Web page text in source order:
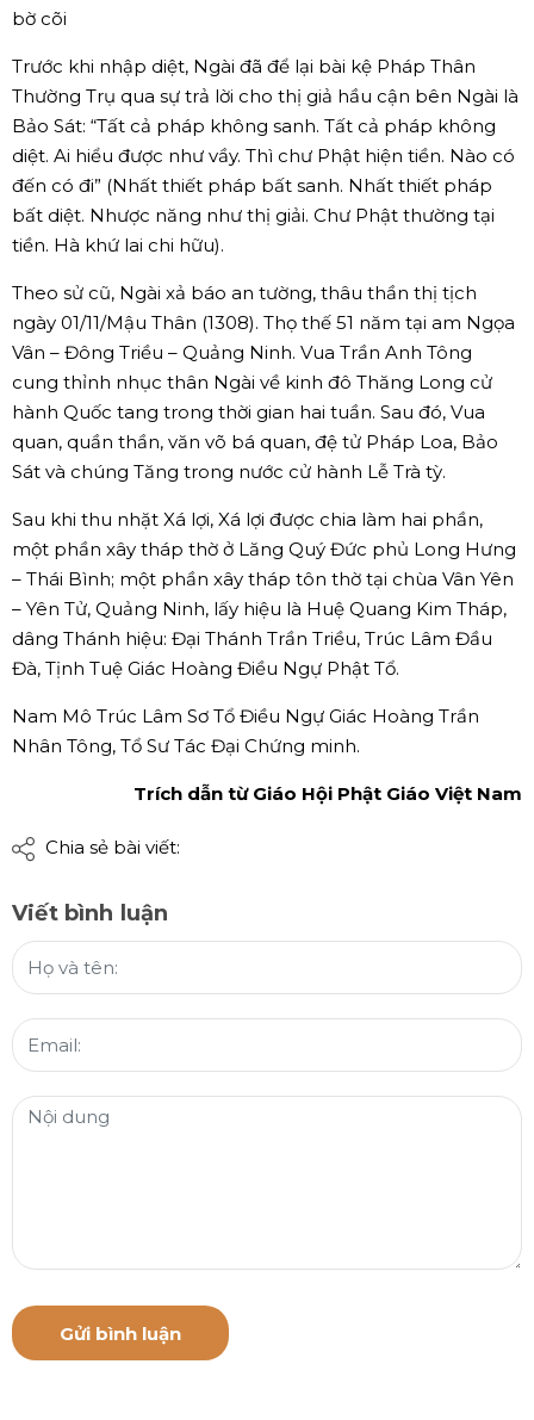
Trước khi nhập diệt, Ngài đã để lại bài kệ Pháp Thân
Thường Trụ qua sự trả lời cho thị giả hầu cận bên Ngài là
Bảo Sát: “Tất cả pháp không sanh. Tất cả pháp không
diệt. Ai hiểu được như vầy. Thì chư Phật hiện tiền. Nào có
đến có đi” (Nhất thiết pháp bất sanh. Nhất thiết pháp
bất diệt. Nhược năng như thị giải. Chư Phật thường tại
tiền. Hà khứ lai chi hữu).
Theo sử cũ, Ngài xả báo an tường, thâu thần thị tịch
ngày 01/11/Mậu Thân (1308). Thọ thế 51 năm tại am Ngọa
Vân – Đông Triều – Quảng Ninh. Vua Trần Anh Tông
cung thỉnh nhục thân Ngài về kinh đô Thăng Long cử
hành Quốc tang trong thời gian hai tuần. Sau đó, Vua
quan, quần thần, văn võ bá quan, đệ tử Pháp Loa, Bảo
Sát và chúng Tăng trong nước cử hành Lễ Trà tỳ.
Sau khi thu nhặt Xá lợi, Xá lợi được chia làm hai phần,
một phần xây tháp thờ ở Lăng Quý Đức phủ Long Hưng
– Thái Bình; một phần xây tháp tôn thờ tại chùa Vân Yên
– Yên Tử, Quảng Ninh, lấy hiệu là Huệ Quang Kim Tháp,
dâng Thánh hiệu: Đại Thánh Trần Triều, Trúc Lâm Đầu
Đà, Tịnh Tuệ Giác Hoàng Điều Ngự Phật Tổ.
Nam Mô Trúc Lâm Sơ Tổ Điều Ngự Giác Hoàng Trần
Nhân Tông, Tổ Sư Tác Đại Chứng minh.
Trích dẫn từ Giáo Hội Phật Giáo Việt Nam
Chia sẻ bài viết:
Viết bình luận
Gửi bình luận